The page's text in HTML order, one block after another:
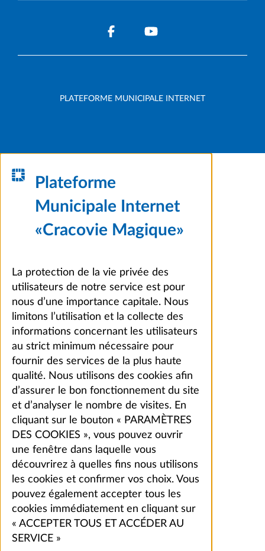
PLATEFORME MUNICIPALE INTERNET
Plateforme
Municipale Internet
«Cracovie Magique»
La protection de la vie privée des
utilisateurs de notre service est pour
nous d’une importance capitale. Nous
limitons l’utilisation et la collecte des
informations concernant les utilisateurs
au strict minimum nécessaire pour
fournir des services de la plus haute
qualité. Nous utilisons des cookies afin
d’assurer le bon fonctionnement du site
et d’analyser le nombre de visites. En
cliquant sur le bouton « PARAMÈTRES
DES COOKIES », vous pouvez ouvrir
une fenêtre dans laquelle vous
découvrirez à quelles fins nous utilisons
les cookies et confirmer vos choix. Vous
pouvez également accepter tous les
cookies immédiatement en cliquant sur
« ACCEPTER TOUS ET ACCÉDER AU
SERVICE »